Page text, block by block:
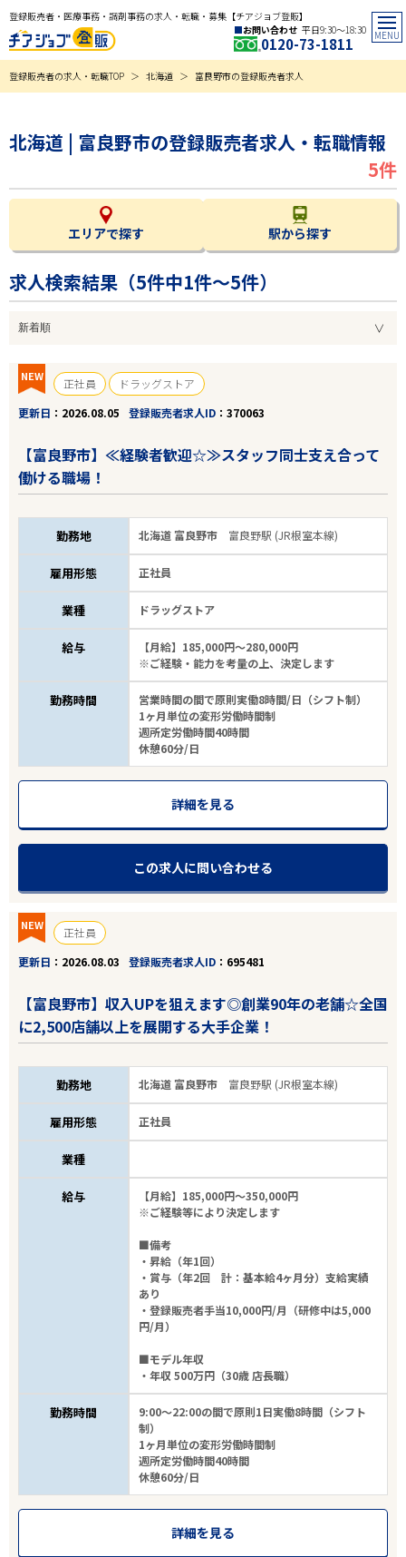
登録販売者・医療事務・調剤事務の求人・転職・募集【チアジョブ登販】
お問い合わせ 平日9:30〜18:30
0120-73-1811
登録販売者の求人・転職TOP 北海道 富良野市の登録販売者求人
北海道 | 富良野市の登録販売者求人・転職情報
5件
エリアで探す 駅から探す
求人検索結果（5件中1件～5件）
NEW 正社員
ドラッグストア
更新日
2026.08.05 登録販売者求人ID 370063
【富良野市】≪経験者歓迎☆≫スタッフ同士支え合って
働ける職場！
勤務地 北海道 富良野市 富良野駅 (JR根室本線)
雇用形態 正社員
業種 ドラッグストア
給与
【月給】185,000円～280,000円
※ご経験・能力を考量の上、決定します
勤務時間
営業時間の間で原則実働8時間/日（シフト制）
1ヶ月単位の変形労働時間制
週所定労働時間40時間
休憩60分/日
詳細を見る
この求人に問い合わせる
NEW
正社員
更新日
2026.08.03 登録販売者求人ID 695481
【富良野市】収入UPを狙えます◎創業90年の老舗☆全国
に2,500店舗以上を展開する大手企業！
勤務地 北海道 富良野市 富良野駅 (JR根室本線)
雇用形態 正社員
業種
給与
【月給】185,000円～350,000円
※ご経験等により決定します
■備考
・昇給（年1回）
・賞与（年2回 計：基本給4ヶ月分）支給実績
あり
・登録販売者手当10,000円/月（研修中は5,000
円/月）
■モデル年収
・年収 500万円（30歳 店長職）
勤務時間
9:00～22:00の間で原則1日実働8時間（シフト
制）
1ヶ月単位の変形労働時間制
週所定労働時間40時間
休憩60分/日
詳細を見る